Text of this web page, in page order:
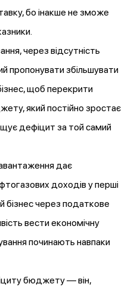
бо інакше не зможе
через відсутність
пропонувати збільшувати
щоб перекрити
який постійно зростає
дефіцит за той самий
дає
доходів у перші
бізнес через податкове
вести економічну
починають навпаки
бюджету — він,